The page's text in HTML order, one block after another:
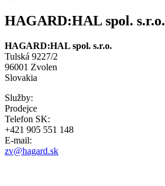
HAGARD:HAL spol. s.r.o.
HAGARD:HAL spol. s.r.o.
Tulská 9227/2
96001 Zvolen
Slovakia
Služby:
Prodejce
Telefon SK:
+421 905 551 148
E-mail:
zv@hagard.sk